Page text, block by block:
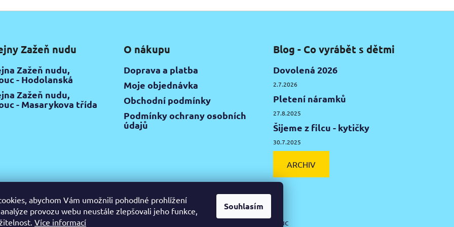
abychom Vám umožnili pohodlné prohlížení
provozu webu neustále zlepšovali jeho funkce,
Více informací
Souhlasím
Zažeň nudu
Zažeň nudu,
- Hodolanská
Zažeň nudu,
- Masarykova třída
O nákupu
Doprava a platba
Moje objednávka
Obchodní podmínky
Podmínky ochrany osobních
údajů
Blog - Co vyrábět s dětmi
Dovolená 2026
2.7.2026
Pletení náramků
27.8.2025
Šijeme z filcu - kytičky
30.7.2025
ARCHIV
Pinterest YouTube Keramická hlína Olomouc